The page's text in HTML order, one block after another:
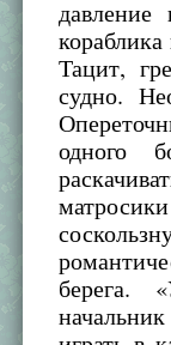
давление
Тацит,
судно.
одного
берега.